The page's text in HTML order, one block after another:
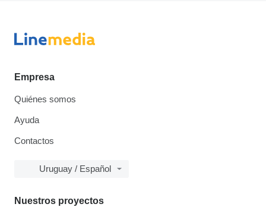
Empresa
Quiénes somos
Ayuda
Contactos
Uruguay / Español
Nuestros proyectos